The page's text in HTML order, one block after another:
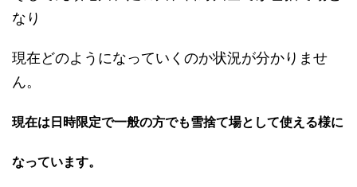
なり
現在どのようになっていくのか状況が分かりませ
ん。
現在は日時限定で一般の方でも雪捨て場として使える様に
なっています。